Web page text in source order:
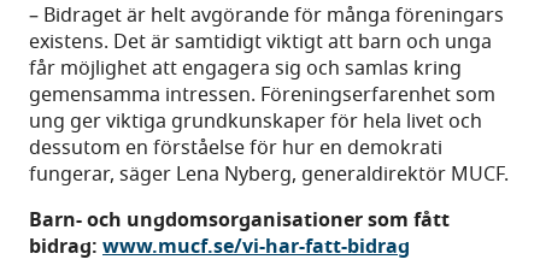
– Bidraget är helt avgörande för många föreningars
existens. Det är samtidigt viktigt att barn och unga
får möjlighet att engagera sig och samlas kring
gemensamma intressen. Föreningserfarenhet som
ung ger viktiga grundkunskaper för hela livet och
dessutom en förståelse för hur en demokrati
fungerar, säger Lena Nyberg, generaldirektör MUCF.
Barn- och ungdomsorganisationer som fått
bidrag: www.mucf.se/vi-har-fatt-bidrag